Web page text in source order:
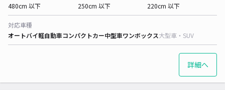
480cm 以下
250cm 以下
220cm 以下
対応車種
オートバイ軽自動車コンパクトカー中型車ワンボックス大型車・SUV
詳細へ